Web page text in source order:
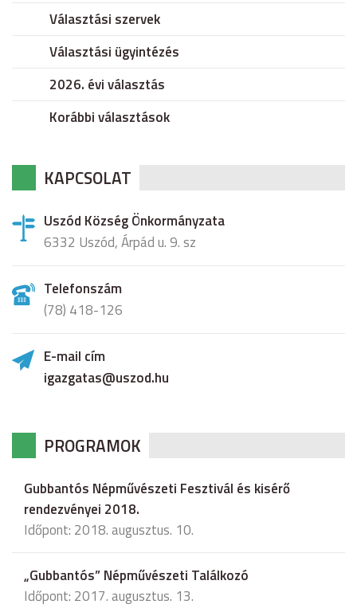
Választási szervek
Választási ügyintézés
2026. évi választás
Korábbi választások
KAPCSOLAT
Uszód Község Önkormányzata
6332 Uszód, Árpád u. 9. sz
Telefonszám
(78) 418-126
E-mail cím
igazgatas@uszod.hu
PROGRAMOK
Gubbantós Népművészeti Fesztivál és kisérő
rendezvényei 2018.
Időpont: 2018. augusztus. 10.
„Gubbantós” Népművészeti Találkozó
Időpont: 2017. augusztus. 13.